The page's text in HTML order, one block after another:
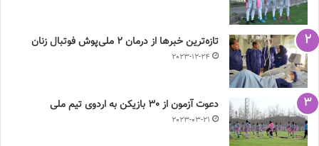
تازه‌ترین خبرها از درمان ۲ ملی‌پوش فوتبال زنان
2023-12-24
دعوت آزمون از 30 بازیکن به اردوی تیم ملی
2023-03-21